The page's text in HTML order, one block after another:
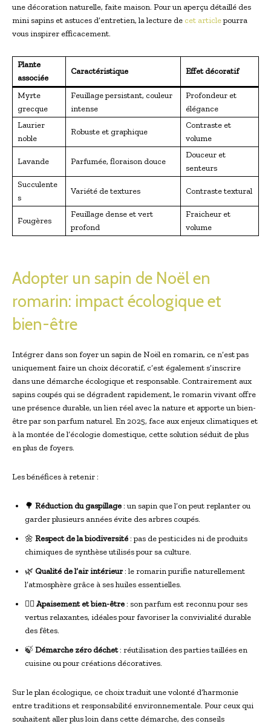
une décoration naturelle, faite maison. Pour un aperçu détaillé des
mini sapins et astuces d’entretien, la lecture de cet articlepourra
vous inspirer efficacement.
Plante
associée
Caractéristique Effet décoratif
Myrte
grecque
Feuillage persistant, couleur
intense
Profondeur et
élégance
Laurier
noble
Robuste et graphique
Contraste et
volume
Lavande Parfumée, floraison douce
Douceur et
senteurs
Succulente
s
Variété de textures Contraste textural
Fougères
Feuillage dense et vert
profond
Fraicheur et
volume
Adopter un sapin de Noël en
romarin: impact écologique et
bien-être
Intégrer dans son foyer un sapin de Noël en romarin, ce n’est pas
uniquement faire un choix décoratif, c’est également s’inscrire
dans une démarche écologique et responsable. Contrairement aux
sapins coupés qui se dégradent rapidement, le romarin vivant offre
une présence durable, un lien réel avec la nature et apporte un bien-
être par son parfum naturel. En 2025, face aux enjeux climatiques et
à la montée de l’écologie domestique, cette solution séduit de plus
en plus de foyers.
Les bénéfices à retenir :
🌳 Réduction du gaspillage: un sapin que l’on peut replanter ou
garder plusieurs années évite des arbres coupés.
🌼 Respect de la biodiversité: pas de pesticides ni de produits
chimiques de synthèse utilisés pour sa culture.
🌿 Qualité de l’air intérieur: le romarin purifie naturellement
l’atmosphère grâce à ses huiles essentielles.
🧘‍♀️ Apaisement et bien-être: son parfum est reconnu pour ses
vertus relaxantes, idéales pour favoriser la convivialité durable
des fêtes.
🍃Démarche zéro déchet: réutilisation des parties taillées en
cuisine ou pour créations décoratives.
Sur le plan écologique, ce choix traduit une volonté d’harmonie
entre traditions et responsabilité environnementale. Pour ceux qui
souhaitent aller plus loin dans cette démarche, des conseils